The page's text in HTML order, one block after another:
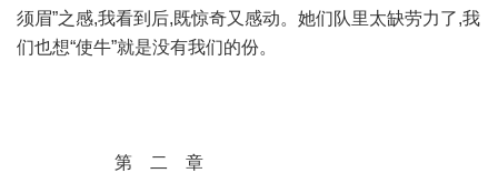
须眉”之感,我看到后,既惊奇又感动。她们队里太缺劳力了,我
们也想“使牛”就是没有我们的份。
第 二 章